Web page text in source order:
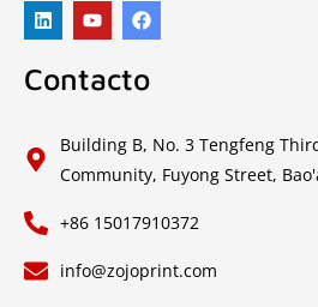
Contacto
Building B, No. 3 Tengfeng
Community, Fuyong Street,
+86 15017910372
info@zojoprint.com